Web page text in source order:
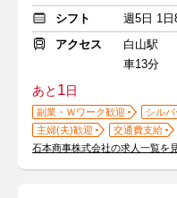
シフト
週5日 1
アクセス
白山駅
車13分
あと 1日
副業・Ｗワーク歓迎 シル
主婦(夫)歓迎
交通費支給
石本商事株式会社の求人一覧を